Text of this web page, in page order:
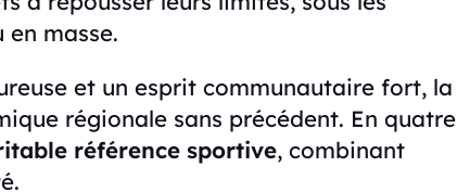
en masse.
et un esprit communautaire fort, la
régionale sans précédent. En quatre
référence sportive, combinant